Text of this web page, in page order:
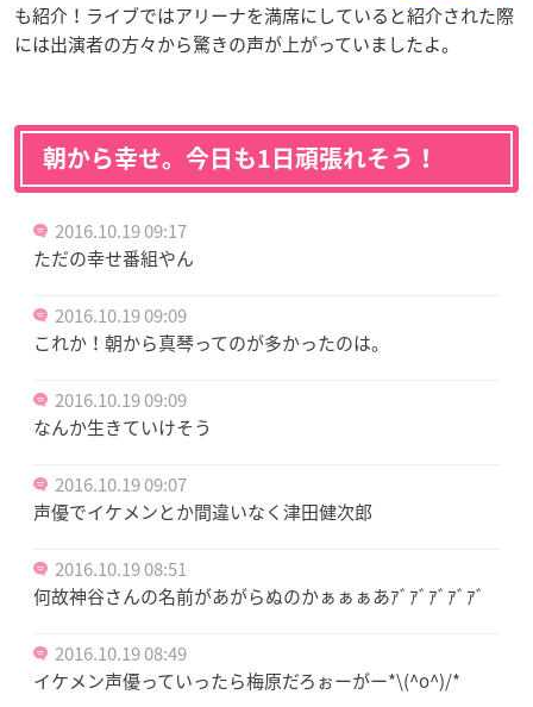
も紹介！ライブではアリーナを満席にしていると紹介された際
には出演者の方々から驚きの声が上がっていましたよ。
朝から幸せ。今日も1日頑張れそう！
2016.10.19 09:17
ただの幸せ番組やん
2016.10.19 09:09
これか！朝から真琴ってのが多かったのは。
2016.10.19 09:09
なんか生きていけそう
2016.10.19 09:07
声優でイケメンとか間違いなく津田健次郎
2016.10.19 08:51
何故神谷さんの名前があがらぬのかぁぁぁあｱﾞｱﾞｱﾞｱﾞｱﾞ
2016.10.19 08:49
イケメン声優っていったら梅原だろぉーがー*\(^o^)/*